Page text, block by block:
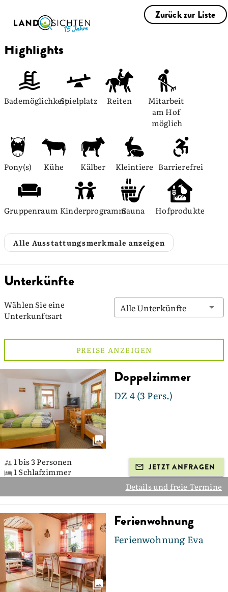
Zurück zur Liste
Highlights
BademöglichkeitSpielplatz Reiten
Mitarbeit
am Hof
möglich
Pony(s) Kühe Kälber Kleintiere Barrierefrei
Gruppenraum KinderprogrammSauna Hofprodukte
Alle Ausstattungsmerkmale anzeigen
Unterkünfte
Wählen Sie eine
Unterkunftsart
Alle Unterkünfte
PREISE ANZEIGEN
Doppelzimmer
DZ 4 (3 Pers.)
1 bis 3 Personen
1 Schlafzimmer
JETZT ANFRAGEN
Details und freie Termine
Ferienwohnung
Ferienwohnung Eva